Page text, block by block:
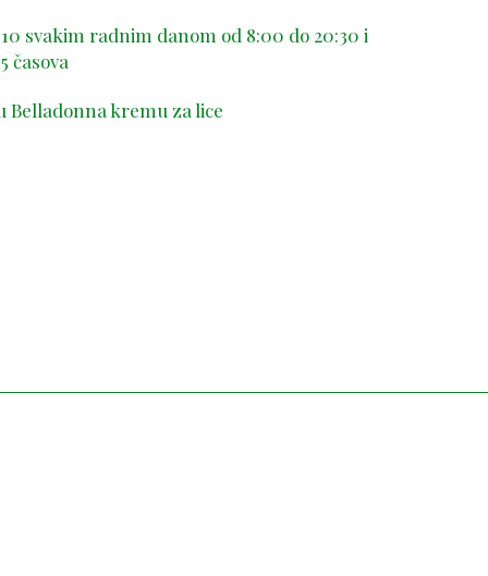
svakim radnim danom od 8:00 do 20:30 i
časova
Belladonna kremu za lice